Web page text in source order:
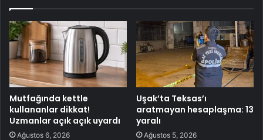
Mutfağında kettle
kullananlar dikkat!
Uzmanlar açık açık uyardı
Ağustos 6, 2026
Uşak’ta Teksas’ı
aratmayan hesaplaşma: 13
yaralı
Ağustos 5, 2026